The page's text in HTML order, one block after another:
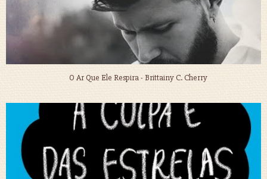
O Ar Que Ele Respira - Brittainy C. Cherry